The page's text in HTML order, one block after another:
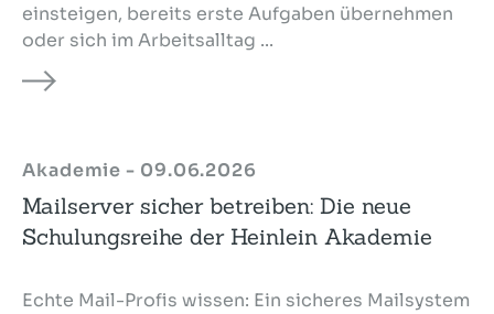
einsteigen, bereits erste Aufgaben übernehmen
oder sich im Arbeitsalltag ...
Akademie - 09.06.2026
Mailserver sicher betreiben: Die neue
Schulungsreihe der Heinlein Akademie
Echte Mail-Profis wissen: Ein sicheres Mailsystem